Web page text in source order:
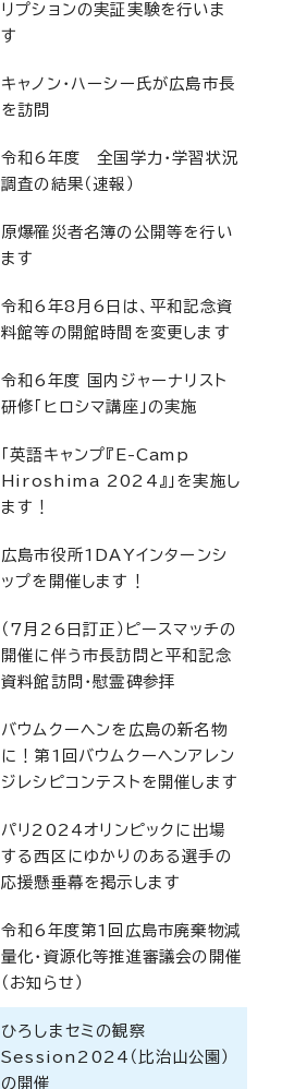
リプションの実証実験を行いま
す
キャノン・ハーシー氏が広島市長
を訪問
令和6年度 全国学力・学習状況
調査の結果（速報）
原爆罹災者名簿の公開等を行い
ます
令和6年8月6日は、平和記念資
料館等の開館時間を変更します
令和6年度 国内ジャーナリスト
研修「ヒロシマ講座」の実施
「英語キャンプ『E-Camp
Hiroshima 2024』」を実施し
ます！
広島市役所1DAYインターンシ
ップを開催します！
（7月26日訂正）ピースマッチの
開催に伴う市長訪問と平和記念
資料館訪問・慰霊碑参拝
バウムクーヘンを広島の新名物
に！第1回バウムクーヘンアレン
ジレシピコンテストを開催します
パリ2024オリンピックに出場
する西区にゆかりのある選手の
応援懸垂幕を掲示します
令和6年度第1回広島市廃棄物減
量化・資源化等推進審議会の開催
（お知らせ）
ひろしまセミの観察
Session2024（比治山公園）
の開催